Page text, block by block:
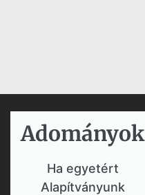
Adományok​
Ha egyetért
Alapítványunk